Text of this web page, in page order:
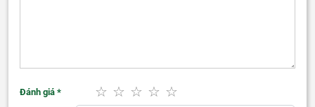
Đánh giá *